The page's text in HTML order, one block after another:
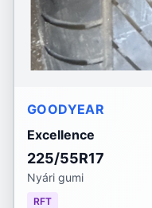
GOODYEAR
Excellence
225/55R17
Nyári gumi
RFT